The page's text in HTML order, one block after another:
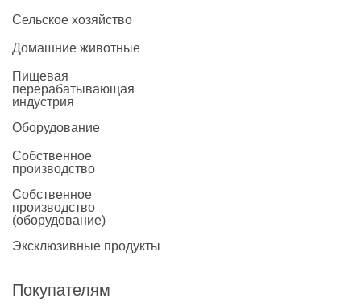
Сельское хозяйство
Домашние животные
Пищевая
перерабатывающая
индустрия
Оборудование
Собственное
производство
Собственное
производство
(оборудование)
Эксклюзивные продукты
Покупателям